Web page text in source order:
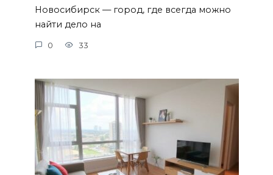
Новосибирск — город, где всегда можно
найти дело на
0 33